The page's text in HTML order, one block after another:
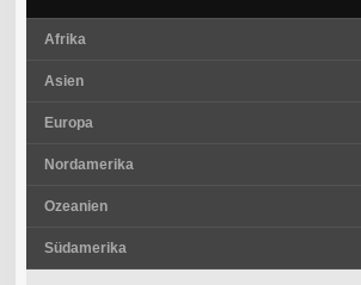
Afrika
Asien
Europa
Nordamerika
Ozeanien
Südamerika